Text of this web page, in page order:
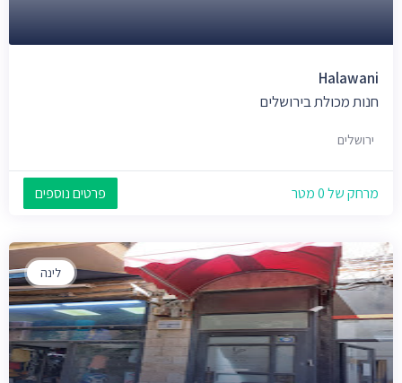
Halawani
חנות מכולת בירושלים
ירושלים
מרחק של 0 מטר פרטים נוספים
לינה